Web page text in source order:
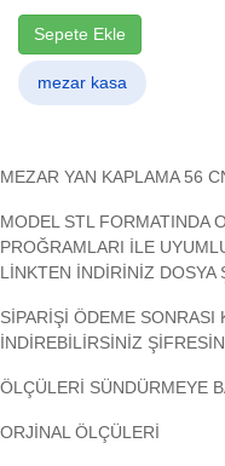
Sepete Ekle
mezar kasa
MEZAR YAN KAPLAMA 56
MODEL STL FORMATINDA
PROĞRAMLARI İLE
LİNKTEN İNDİRİNİZ DOSYA
SİPARİŞİ ÖDEME SONRASI
İNDİREBİLİRSİNİZ
ÖLÇÜLERİ SÜNDÜRMEYE
ORJİNAL ÖLÇÜLERİ